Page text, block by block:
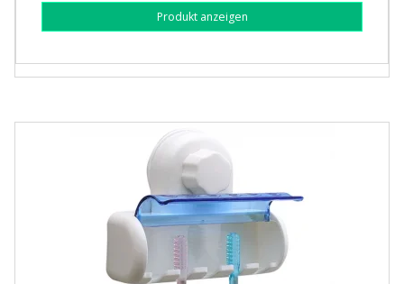
Produkt anzeigen